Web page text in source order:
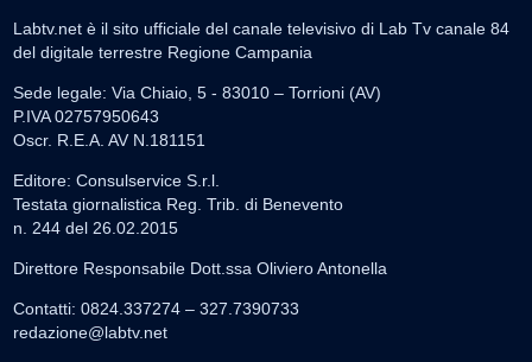
Labtv.net è il sito ufficiale del canale televisivo di Lab Tv canale 84
del digitale terrestre Regione Campania
Sede legale: Via Chiaio, 5 - 83010 – Torrioni (AV)
P.IVA 02757950643
Oscr. R.E.A. AV N.181151
Editore: Consulservice S.r.l.
Testata giornalistica Reg. Trib. di Benevento
n. 244 del 26.02.2015
Direttore Responsabile Dott.ssa Oliviero Antonella
Contatti: 0824.337274 – 327.7390733
redazione@labtv.net